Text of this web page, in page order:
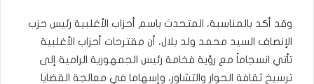
وقد أكد بالمناسبة، المتحدث باسم أحزاب الأغلبية رئيس حزب
الإنصاف السيد محمد ولد بلال، أن مقترحات أحزاب الأغلبية
تأتي انسجاماً مع رؤية فخامة رئيس الجمهورية الرامية إلى
ترسيخ ثقافة الحوار والتشاور، وإسهاما في معالجة القضايا